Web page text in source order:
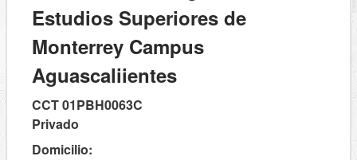
Estudios Superiores de
Monterrey Campus
Aguascaliientes
CCT 01PBH0063C
Privado
Domicilio: